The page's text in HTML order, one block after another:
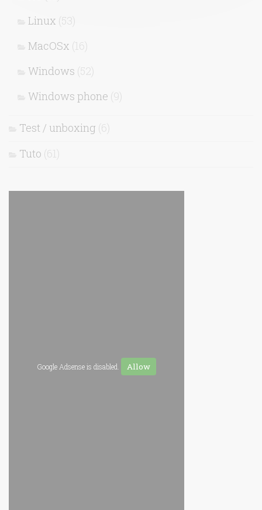
Linux (53)
MacOSx (16)
Windows (52)
Windows phone (9)
Test / unboxing (6)
Tuto (61)
Google Adsense is disabled. Allow